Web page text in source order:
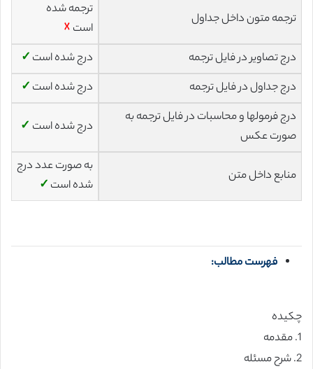
ترجمه متون داخل جداول
ترجمه شده
است ☓
درج تصاویر در فایل ترجمه
درج شده است ✓
درج جداول در فایل ترجمه
درج شده است ✓
درج فرمولها و محاسبات در فایل ترجمه به
صورت عکس
درج شده است ✓
منابع داخل متن
به صورت عدد درج
شده است ✓
فهرست مطالب:
چکیده
1. مقدمه
2. شرح مسئله